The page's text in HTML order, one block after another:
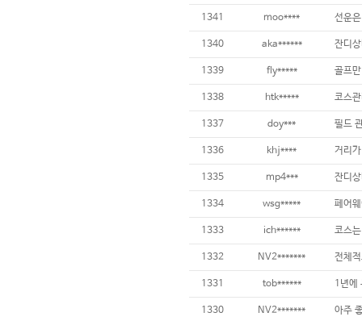
1341 moo****
1340 aka******
1339 fly*****
1338 htk*****
1337 doy***
1336 khj****
1335 mp4***
1334 wsg*****
1333 ich******
1332 NV2*******
1331 tob******
1330 NV2*******